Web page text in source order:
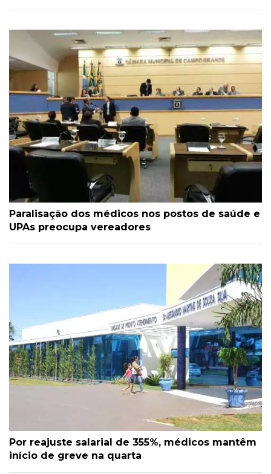
Paralisação dos médicos nos postos de saúde e
UPAs preocupa vereadores
Por reajuste salarial de 355%, médicos mantêm
início de greve na quarta